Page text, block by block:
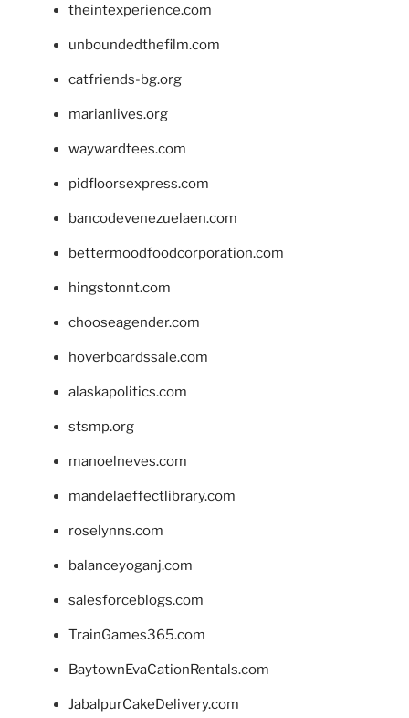
theintexperience.com
unboundedthefilm.com
catfriends-bg.org
marianlives.org
waywardtees.com
pidfloorsexpress.com
bancodevenezuelaen.com
bettermoodfoodcorporation.com
hingstonnt.com
chooseagender.com
hoverboardssale.com
alaskapolitics.com
stsmp.org
manoelneves.com
mandelaeffectlibrary.com
roselynns.com
balanceyoganj.com
salesforceblogs.com
TrainGames365.com
BaytownEvaCationRentals.com
JabalpurCakeDelivery.com